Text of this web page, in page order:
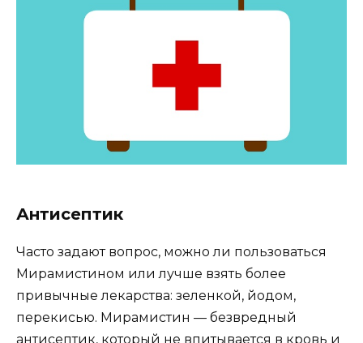
Антисептик
Часто задают вопрос, можно ли пользоваться
Мирамистином или лучше взять более
привычные лекарства: зеленкой, йодом,
перекисью. Мирамистин — безвредный
антисептик, который не впитывается в кровь и